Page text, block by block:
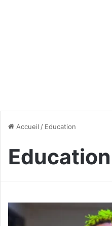
Accueil / Education
Education